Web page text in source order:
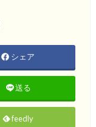
シェア
送る
feedly